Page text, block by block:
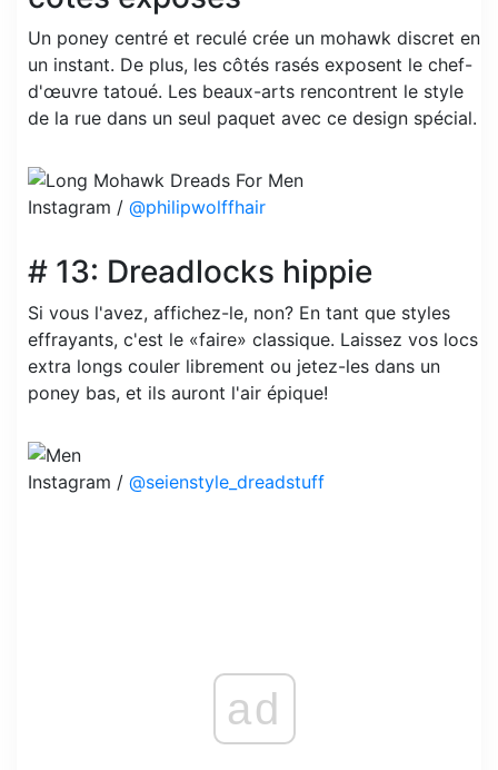
Un poney centré et reculé crée un mohawk discret en
un instant. De plus, les côtés rasés exposent le chef-
d'œuvre tatoué. Les beaux-arts rencontrent le style
de la rue dans un seul paquet avec ce design spécial.
Instagram / @philipwolffhair
# 13: Dreadlocks hippie
Si vous l'avez, affichez-le, non? En tant que styles
effrayants, c'est le «faire» classique. Laissez vos locs
extra longs couler librement ou jetez-les dans un
poney bas, et ils auront l'air épique!
Instagram / @seienstyle_dreadstuff
ad